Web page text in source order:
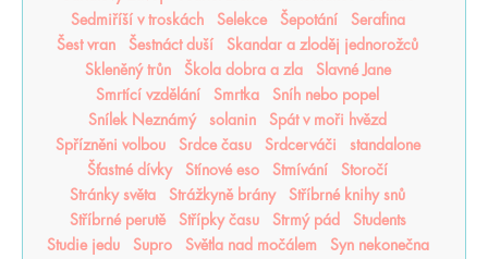
Sedmiříší v troskách
Selekce Šepotání
Serafina
Šest vran
Šestnáct duší
Skandar a zloděj jednorožců
Skleněný trůn
Škola dobra a zla
Slavné Jane
Smrtící vzdělání
Smrtka
Sníh nebo popel
Snílek Neznámý
solanin
Spát v moři hvězd
Spřízněni volbou
Srdce času Srdcerváči
standalone
Šťastné dívky
Stínové eso Stmívání
Storočí
Stránky světa
Strážkyně brány
Stříbrné knihy snů
Stříbrné perutě
Střípky času Strmý pád
Students
Studie jedu
Supro Světla nad močálem
Syn nekonečna